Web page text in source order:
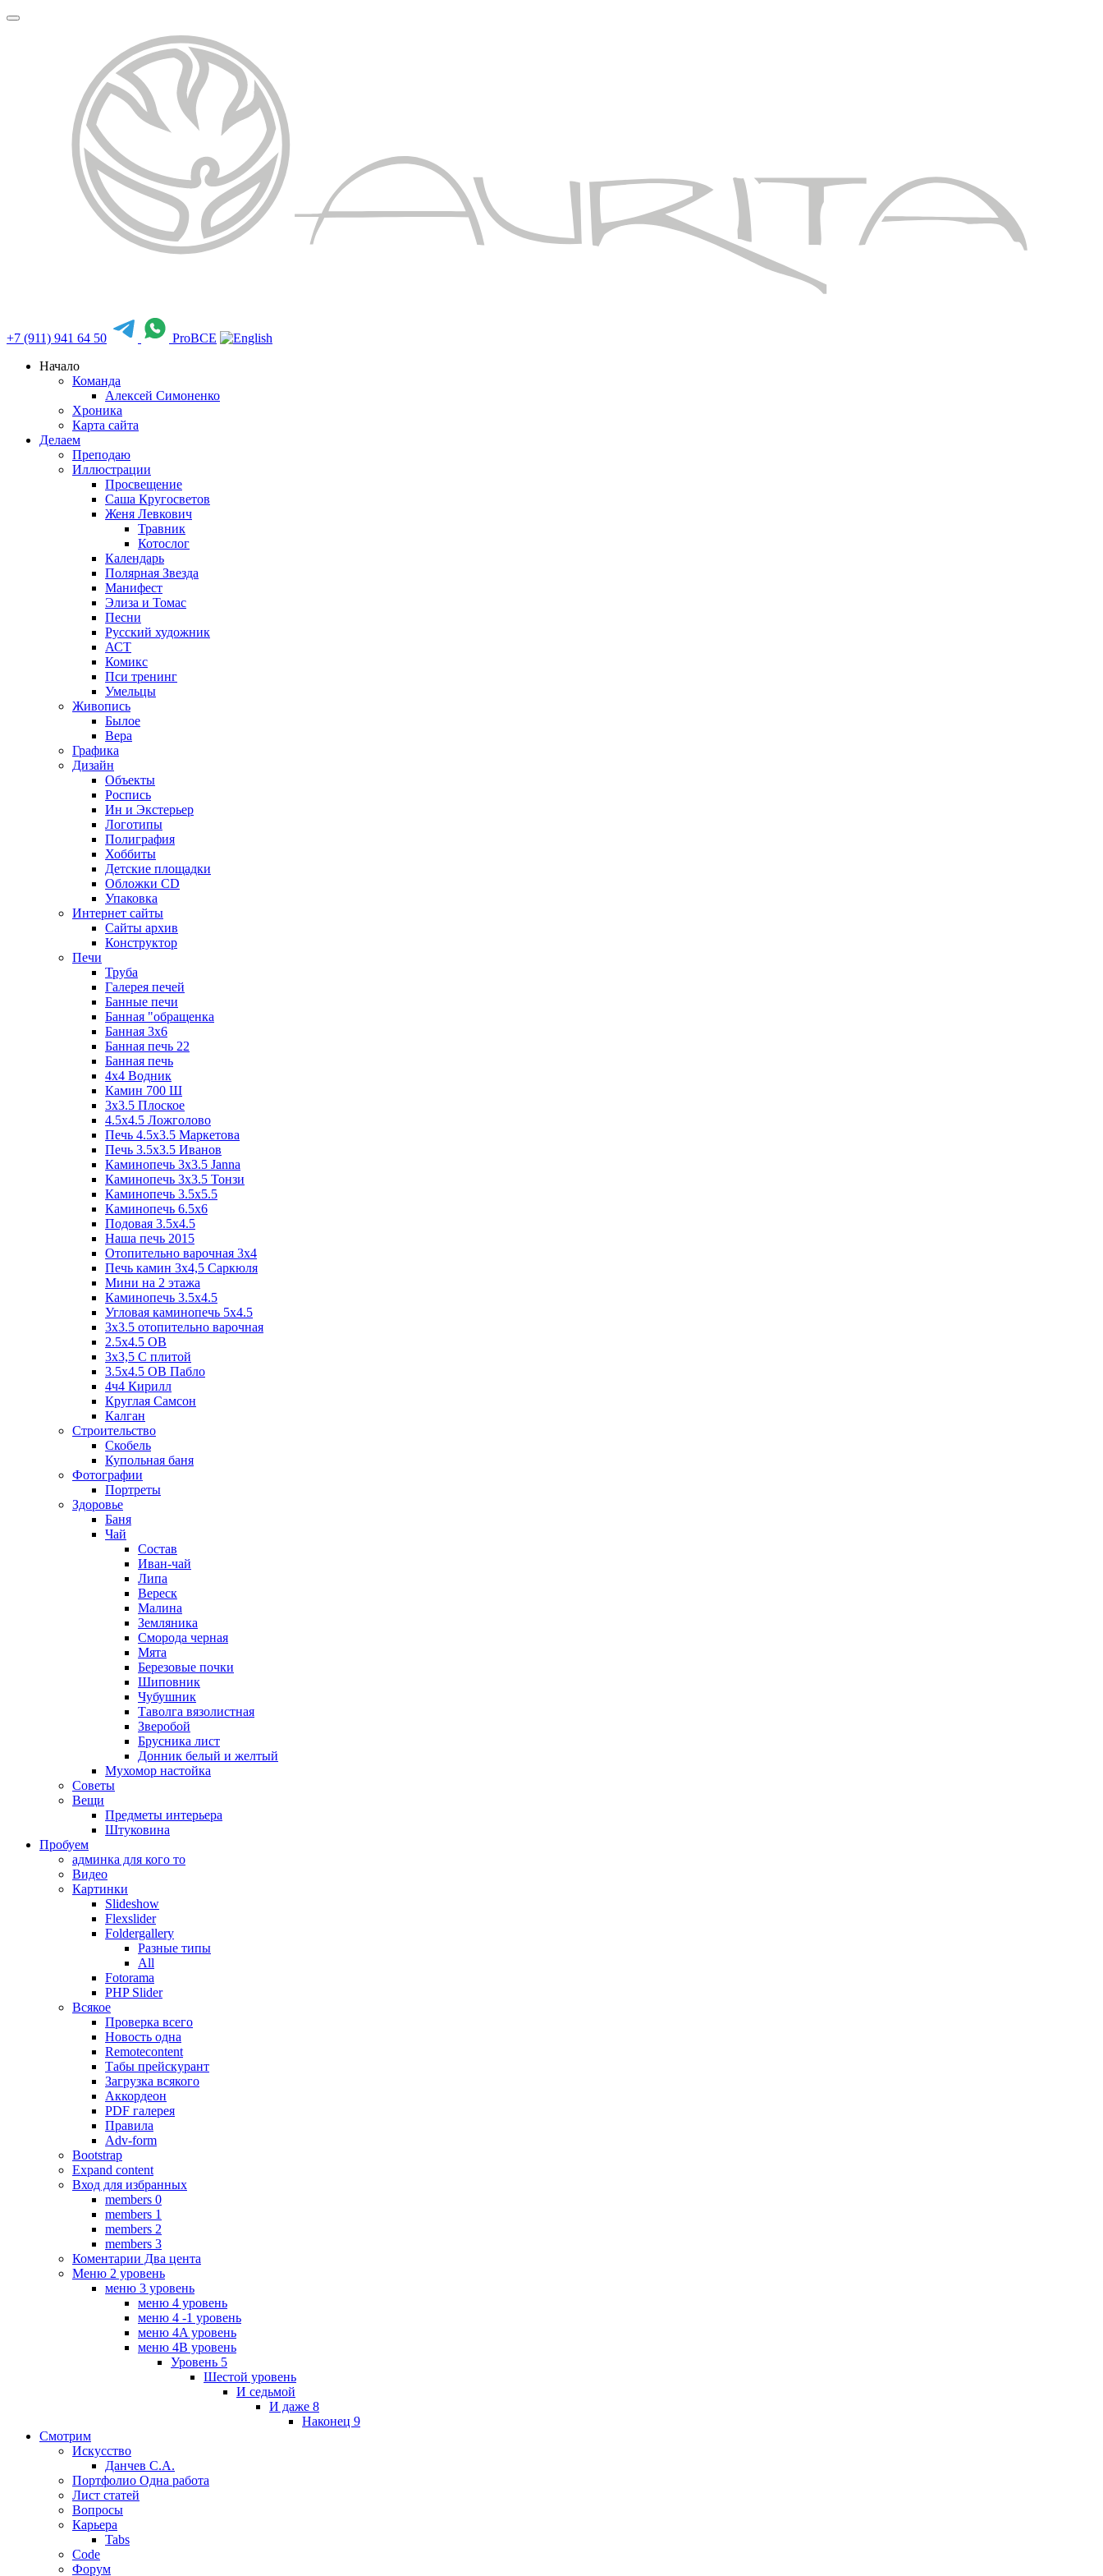
+7 (911) 941 64 50
ProBCE
Начало
Команда
Алексей Симоненко
Хроника
Карта сайта
Делаем
Преподаю
Иллюстрации
Просвещение
Саша Кругосветов
Женя Левкович
Травник
Котослог
Календарь
Полярная Звезда
Манифест
Элиза и Томас
Песни
Русский художник
АСТ
Комикс
Пси тренинг
Умельцы
Живопись
Былое
Вера
Графика
Дизайн
Объекты
Роспись
Ин и Экстерьер
Логотипы
Полиграфия
Хоббиты
Детские площадки
Обложки CD
Упаковка
Интернет сайты
Сайты архив
Конструктор
Печи
Труба
Галерея печей
Банные печи
Банная "обращенка
Банная 3х6
Банная печь 22
Банная печь
4х4 Водник
Камин 700 Ш
3x3.5 Плоское
4.5x4.5 Ложголово
Печь 4.5x3.5 Маркетова
Печь 3.5x3.5 Иванов
Каминопечь 3x3.5 Janna
Каминопечь 3x3.5 Тонзи
Каминопечь 3.5х5.5
Каминопечь 6.5x6
Подовая 3.5х4.5
Наша печь 2015
Отопительно варочная 3х4
Печь камин 3х4,5 Саркюля
Мини на 2 этажа
Каминопечь 3.5х4.5
Угловая каминопечь 5х4.5
3х3.5 отопительно варочная
2.5х4.5 ОВ
3х3,5 C плитой
3.5х4.5 ОВ Пабло
4ч4 Кирилл
Круглая Самсон
Калган
Строительство
Скобель
Купольная баня
Фотографии
Портреты
Здоровье
Баня
Чай
Состав
Иван-чай
Липа
Вереск
Малина
Земляника
Сморода черная
Мята
Березовые почки
Шиповник
Чубушник
Таволга вязолистная
Зверобой
Брусника лист
Донник белый и желтый
Мухомор настойка
Советы
Вещи
Предметы интерьера
Штуковина
Пробуем
админка для кого то
Видео
Картинки
Slideshow
Flexslider
Foldergallery
Разные типы
All
Fotorama
PHP Slider
Всякое
Проверка всего
Новость одна
Remotecontent
Табы прейскурант
Загрузка всякого
Аккордеон
PDF галерея
Правила
Adv-form
Bootstrap
Expand content
Вход для избранных
members 0
members 1
members 2
members 3
Коментарии Два цента
Меню 2 уровень
меню 3 уровень
меню 4 уровень
меню 4 -1 уровень
меню 4A уровень
меню 4B уровень
Уровень 5
Шестой уровень
И седьмой
И даже 8
Наконец 9
Смотрим
Искусство
Данчев С.А.
Портфолио Одна работа
Лист статей
Вопросы
Карьера
Tabs
Code
Форум